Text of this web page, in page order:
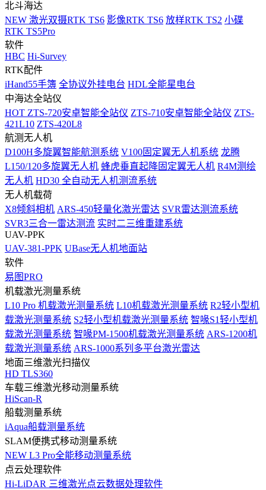
北斗海达
NEW 激光双摄RTK TS6 影像RTK TS6 放样RTK TS2 小碟
RTK TS5Pro
软件
HBC Hi-Survey
RTK配件
iHand55手簿 全协议外挂电台 HDL全能星电台
中海达全站仪
HOT ZTS-720安卓智能全站仪 ZTS-710安卓智能全站仪 ZTS-
421L10 ZTS-420L8
航测无人机
D100H多旋翼智能航测系统 V100固定翼无人机系统 龙腾
L150/120多旋翼无人机 蜂虎垂直起降固定翼无人机 R4M测绘
无人机 HD30 全自动无人机测流系统
无人机载荷
X8倾斜相机 ARS-450轻量化激光雷达 SVR雷达测流系统
SVR3三合一雷达测流 实时二三维重建系统
UAV-PPK
UAV-381-PPK UBase无人机地面站
软件
易图PRO
机载激光测量系统
L10 Pro 机载激光测量系统 L10机载激光测量系统 R2轻小型机
载激光测量系统 S2轻小型机载激光测量系统 智喙S1轻小型机
载激光测量系统 智喙PM-1500机载激光测量系统 ARS-1200机
载激光测量系统 ARS-1000系列多平台激光雷达
地面三维激光扫描仪
HD TLS360
车载三维激光移动测量系统
HiScan-R
船载测量系统
iAqua船载测量系统
SLAM便携式移动测量系统
NEW L3 Pro全能移动测量系统
点云处理软件
Hi-LiDAR 三维激光点云数据处理软件